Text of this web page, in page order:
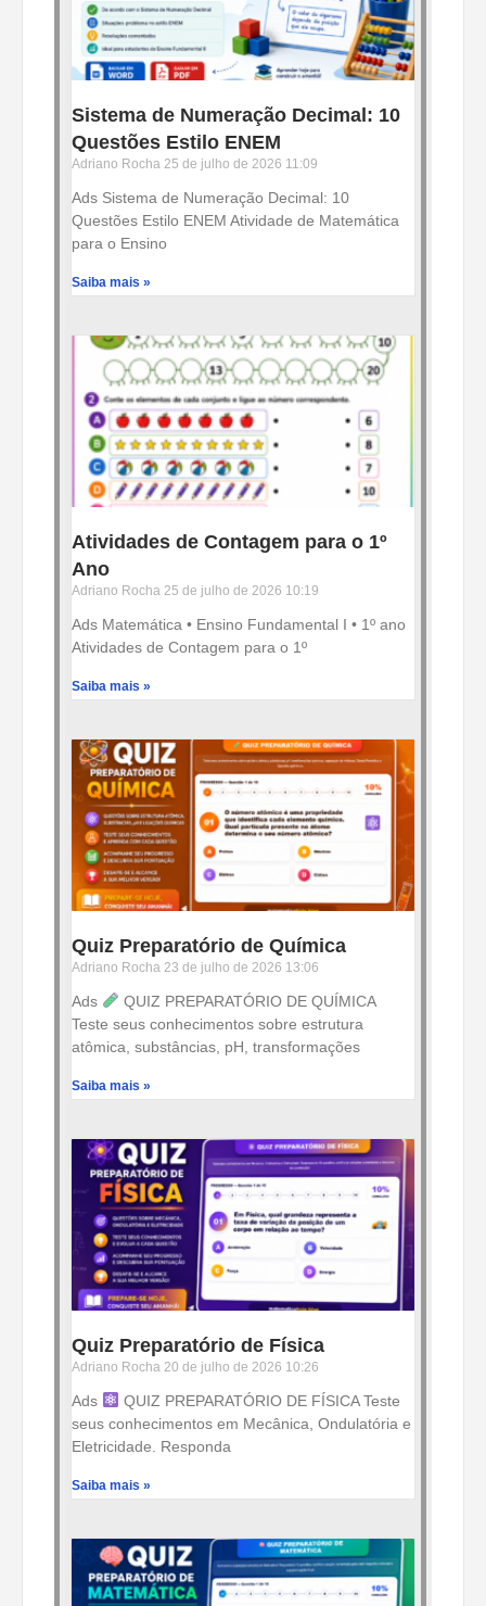
Sistema de Numeração Decimal: 10
Questões Estilo ENEM
Adriano Rocha 25 de julho de 2026 11:09
Ads Sistema de Numeração Decimal: 10
Questões Estilo ENEM Atividade de Matemática
para o Ensino
Saiba mais »
Atividades de Contagem para o 1º
Ano
Adriano Rocha 25 de julho de 2026 10:19
Ads Matemática • Ensino Fundamental I • 1º ano
Atividades de Contagem para o 1º
Saiba mais »
Quiz Preparatório de Química
Adriano Rocha 23 de julho de 2026 13:06
Ads
QUIZ PREPARATÓRIO DE QUÍMICA
Teste seus conhecimentos sobre estrutura
atômica, substâncias, pH, transformações
Saiba mais »
Quiz Preparatório de Física
Adriano Rocha 20 de julho de 2026 10:26
Ads
QUIZ PREPARATÓRIO DE FÍSICA Teste
seus conhecimentos em Mecânica, Ondulatória e
Eletricidade. Responda
Saiba mais »